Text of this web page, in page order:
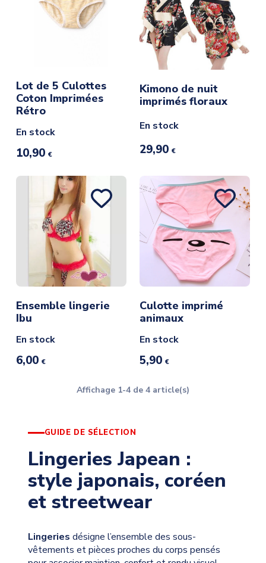
Lot de 5 Culottes
Coton Imprimées
Rétro
En stock
10,90 €
Kimono de nuit
imprimés floraux
En stock
29,90 €
Ensemble lingerie
Ibu
En stock
6,00 €
Culotte imprimé
animaux
En stock
5,90 €
Affichage 1-4 de 4 article(s)
GUIDE DE SÉLECTION
Lingeries Japean :
style japonais, coréen
et streetwear
Lingeries désigne l’ensemble des sous-
vêtements et pièces proches du corps pensés